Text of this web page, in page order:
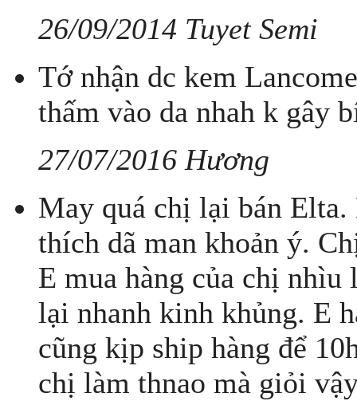
26/09/2014 Tuyet Semi
Tớ nhận dc kem
thấm vào da nhah k gây
27/07/2016 Hương
May quá chị lại bán
thích dã man khoản ý.
E mua hàng của chị
lại nhanh kinh khủng. E
cũng kịp ship hàng để
chị làm thnao mà giỏi